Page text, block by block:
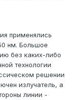
применялись
нм. Большое
без каких-либо
технологии
решении
излучатель, а
линии -